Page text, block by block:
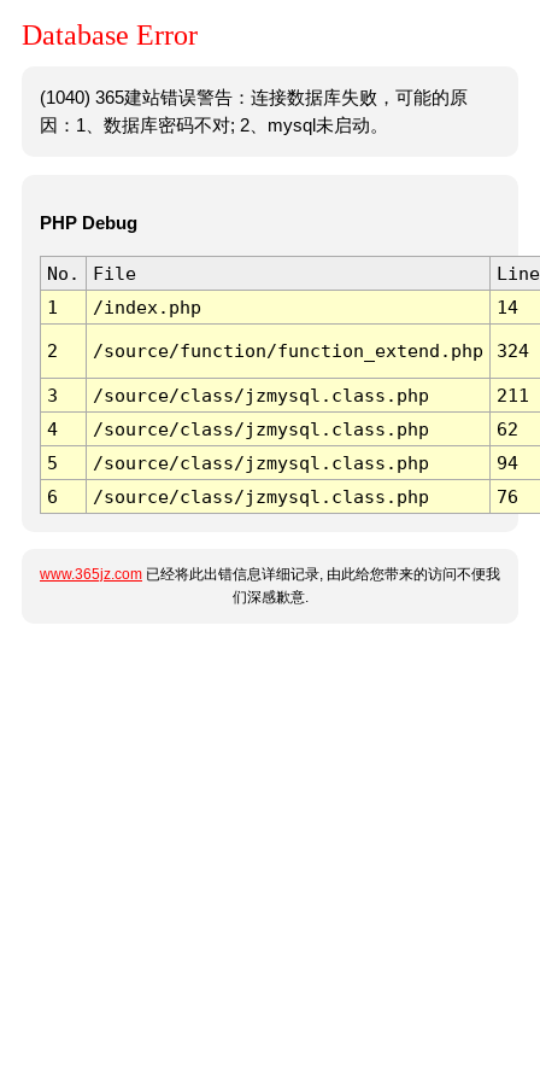
Database Error
(1040) 365建站错误警告：连接数据库失败，可能的原
因：1、数据库密码不对; 2、mysql未启动。
PHP Debug
No. File
Line
1
/index.php 14
2 /source/function/function_extend.php 324
3 /source/class/jzmysql.class.php
211
4
/source/class/jzmysql.class.php
62
5
/source/class/jzmysql.class.php
94
6
/source/class/jzmysql.class.php 76
www.365jz.com 已经将此出错信息详细记录, 由此给您带来的访问不便我
们深感歉意.